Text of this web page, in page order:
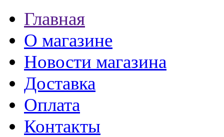
Главная
О магазине
Новости магазина
Доставка
Оплата
Контакты